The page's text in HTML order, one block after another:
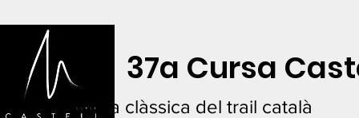
37a Cursa
La clàssica del trail català